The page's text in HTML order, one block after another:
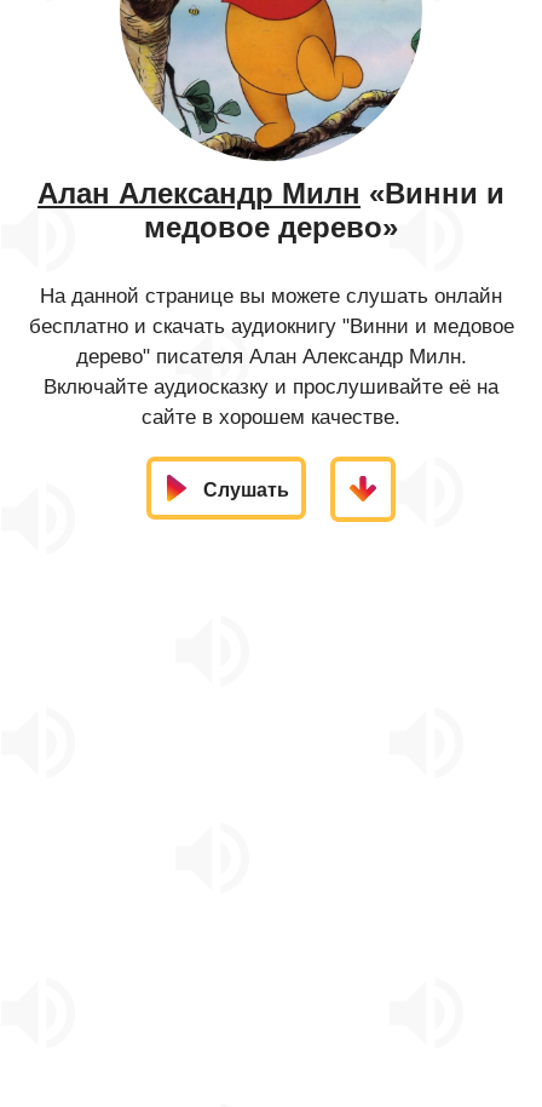
Алан Александр Милн «Винни и
медовое дерево»
На данной странице вы можете слушать онлайн
бесплатно и скачать аудиокнигу "Винни и медовое
дерево" писателя Алан Александр Милн.
Включайте аудиосказку и прослушивайте её на
сайте в хорошем качестве.
Слушать